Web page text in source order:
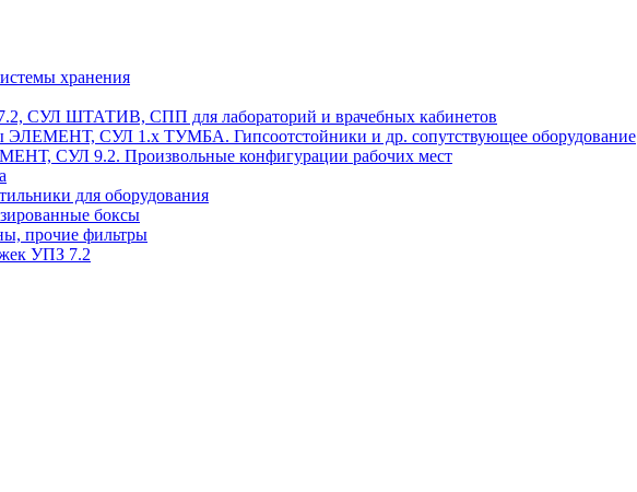
хранения
СУЛ ШТАТИВ, СПП для лабораторий и врачебных кабинетов
ЭЛЕМЕНТ, СУЛ 1.х ТУМБА. Гипсоотстойники и др. сопутствующее оборудование
СУЛ 9.2. Произвольные конфигурации рабочих мест
для оборудования
боксы
прочие фильтры
УПЗ 7.2